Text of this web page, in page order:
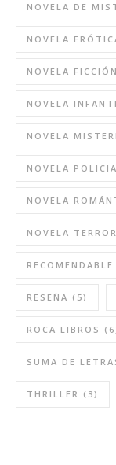
NOVELA DE
NOVELA
NOVELA FICCIÓN
NOVELA
NOVELA
NOVELA
NOVELA
NOVELA TERROR
RECOMENDABLE
RESEÑA (5)
ROCA LIBROS
SUMA DE
THRILLER (3)